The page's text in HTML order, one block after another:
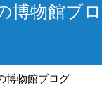
博物館ブ
博物館ブログ